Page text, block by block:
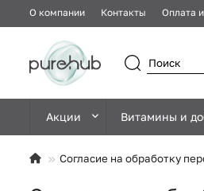
О компании Контакты Оплата
Акции Витамины и
Согласие на обработку